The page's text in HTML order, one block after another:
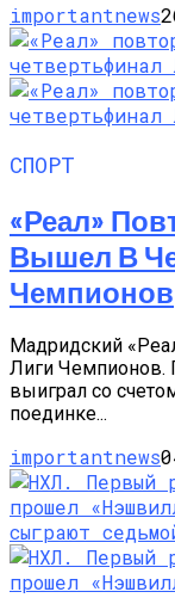
importantnews
СПОРТ
«Реал»
Вышел В
Чемпионов
Мадридский
Лиги Чемпионов.
выиграл со
поединке...
importantnews